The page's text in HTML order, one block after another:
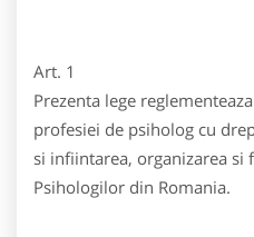
Art. 1
Prezenta lege
profesiei de psiholog cu
si infiintarea, organizarea si
Psihologilor din Romania.